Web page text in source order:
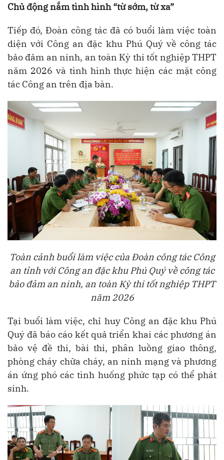
Chủ động nắm tình hình “từ sớm, từ xa”
Tiếp đó, Đoàn công tác đã có buổi làm việc toàn
diện với Công an đặc khu Phú Quý về công tác
bảo đảm an ninh, an toàn Kỳ thi tốt nghiệp THPT
năm 2026 và tình hình thực hiện các mặt công
tác Công an trên địa bàn.
Toàn cảnh buổi làm việc của Đoàn công tác Công
an tỉnh với Công an đặc khu Phú Quý về công tác
bảo đảm an ninh, an toàn Kỳ thi tốt nghiệp THPT
năm 2026
Tại buổi làm việc, chỉ huy Công an đặc khu Phú
Quý đã báo cáo kết quả triển khai các phương án
bảo vệ đề thi, bài thi, phân luồng giao thông,
phòng cháy chữa cháy, an ninh mạng và phương
án ứng phó các tình huống phức tạp có thể phát
sinh.